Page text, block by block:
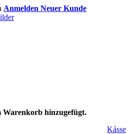
Anmelden Neuer Kunde
hinzugefügt.
Kásse